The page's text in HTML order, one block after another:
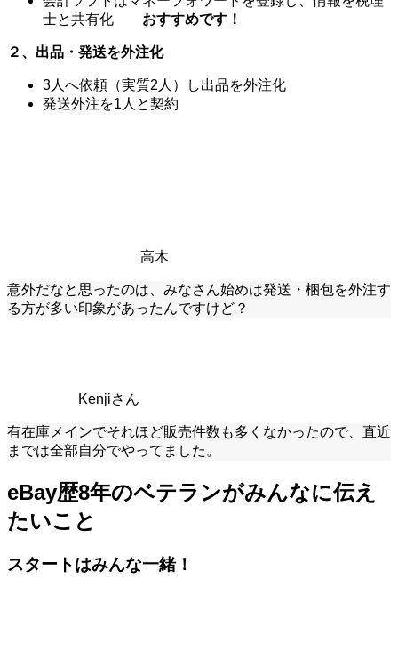
士と共有化
おすすめです！
２、出品・発送を外注化
3人へ依頼（実質2人）し出品を外注化
発送外注を1人と契約
高木
意外だなと思ったのは、みなさん始めは発送・梱包を外注す
る方が多い印象があったんですけど？
Kenjiさん
有在庫メインでそれほど販売件数も多くなかったので、直近
までは全部自分でやってました。
eBay歴8年のベテランがみんなに伝え
たいこと
スタートはみんな一緒！